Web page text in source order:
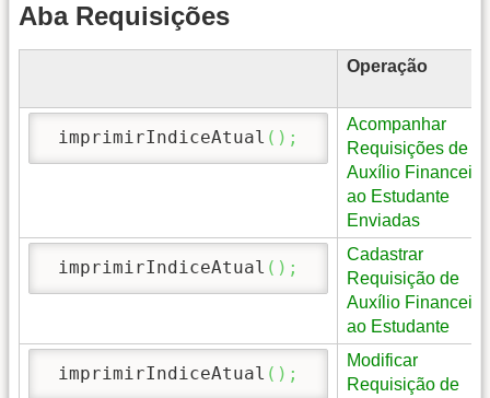
Aba Requisições
Operação
imprimirIndiceAtual ( ) ;
Acompanhar
Requisições de
Auxílio Financeiro
ao Estudante
Enviadas
imprimirIndiceAtual ( ) ;
Cadastrar
Requisição de
Auxílio Financeiro
ao Estudante
imprimirIndiceAtual ( ) ;
Modificar
Requisição de